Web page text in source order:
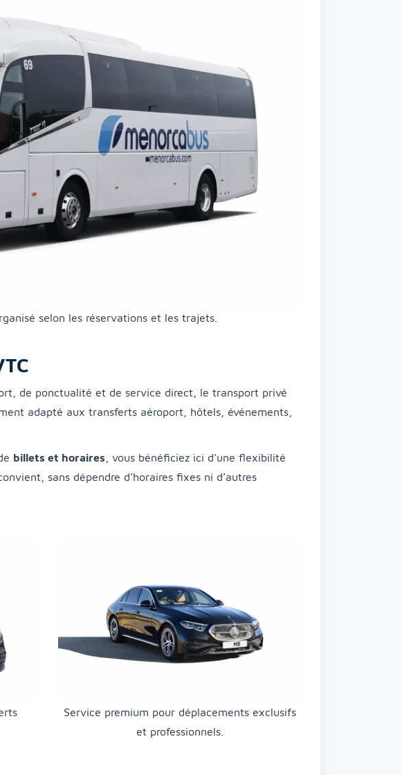
selon les réservations et les trajets.
de ponctualité et de service direct, le transport privé
adapté aux transferts aéroport, hôtels, événements,
billets et horaires , vous bénéficiez ici d’une flexibilité
sans dépendre d’horaires fixes ni d’autres
Service premium pour déplacements exclusifs
et professionnels.